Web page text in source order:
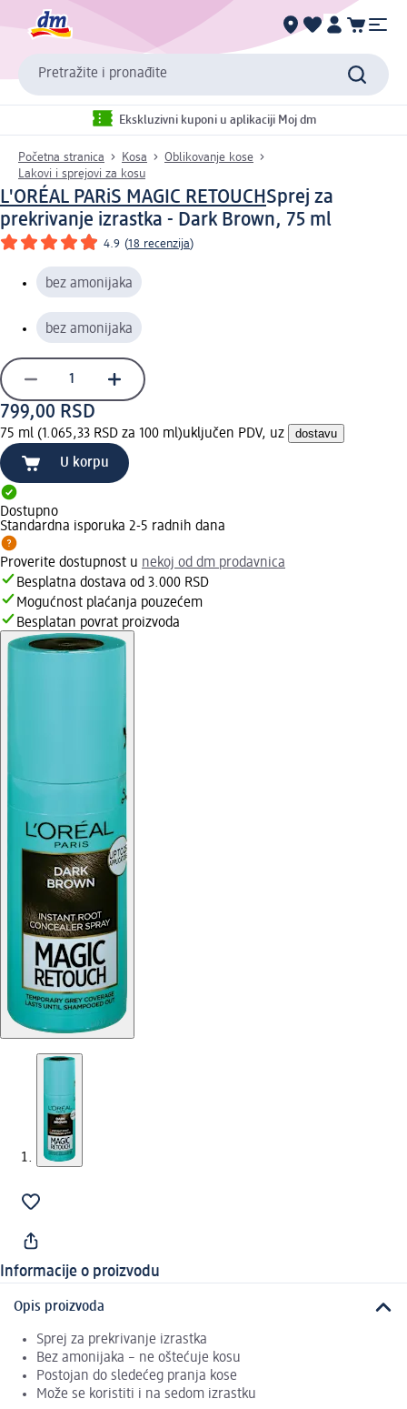
Pretražite i pronađite
Ekskluzivni kuponi u aplikaciji Moj dm
Početna stranica Kosa
Oblikovanje kose
Lakovi i sprejovi za kosu
L'ORÉAL PARiS MAGIC RETOUCH Sprej za
prekrivanje izrastka - Dark Brown, 75 ml
4.9 (18 recenzija)
bez amonijaka
bez amonijaka
799,00 RSD
75 ml (1.065,33 RSD za 100 ml)uključen PDV, uz dostavu
U korpu
Dostupno
Standardna isporuka 2-5 radnih dana
Proverite dostupnost u nekoj od dm prodavnica
Besplatna dostava od 3.000 RSD
Mogućnost plaćanja pouzećem
Besplatan povrat proizvoda
Informacije o proizvodu
Opis proizvoda
Sprej za prekrivanje izrastka
Bez amonijaka – ne oštećuje kosu
Postojan do sledećeg pranja kose
Može se koristiti i na sedom izrastku